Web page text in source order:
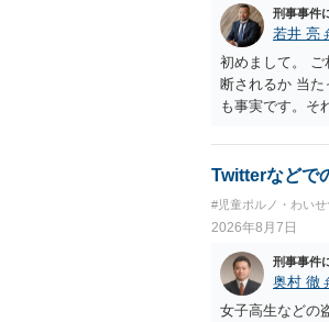
刑事事件
若井 亮
初めまして。
断されるか 当
も事実です。そ
の可能性 この
でしょうか？
ほどの期間逮
低いと思います
Twitterなどで
#児童ポルノ・わい
2026年8月7日
刑事事件
奥村 徹
女子高生などの